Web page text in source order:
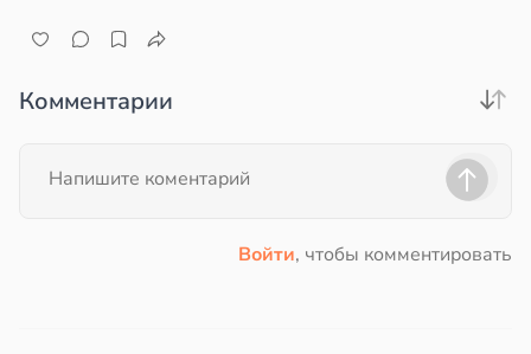
Комментарии
Войти, чтобы комментировать